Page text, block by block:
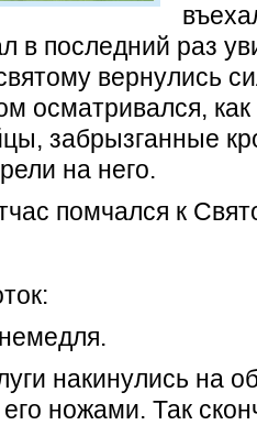
в последний раз
вернулись
осматривался,
забрызганные
на него.
помчался к
накинулись на
ножами. Так